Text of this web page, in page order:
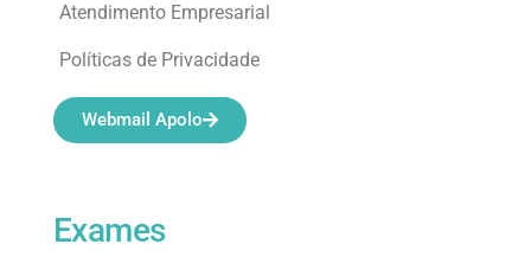
Exames
Atendimento Empresarial
Políticas de Privacidade
Webmail Apolo